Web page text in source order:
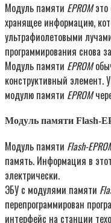
Модуль памяти EPROMэто
хранящее информацию,
ультрафиолетовыми
программирования снова
Модуль памяти EPROM
конструктивный элемент.
модулю памяти EPROM
Модуль памяти Flash-
Модуль памяти Flash-
память. Информация в
электрически.
ЭБУ с модулями памяти
перепрограммирован
интерфейс на станции